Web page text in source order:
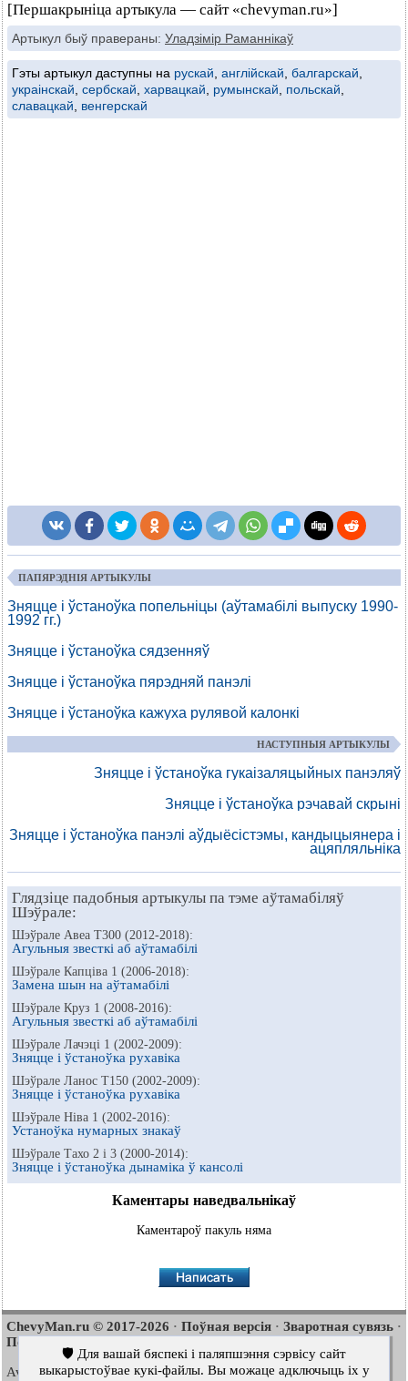
[Першакрыніца артыкула — сайт «chevyman.ru»]
Артыкул быў правераны: Уладзімір Раманнікаў
Гэты артыкул даступны на рускай англійскай балгарскай
украінскай сербскай харвацкай румынскай польскай
славацкай
венгерскай
ПАПЯРЭДНІЯ АРТЫКУЛЫ
Зняцце і ўстаноўка попельніцы (аўтамабілі выпуску 1990-
1992 гг.)
Зняцце і ўстаноўка сядзенняў
Зняцце і ўстаноўка пярэдняй панэлі
Зняцце і ўстаноўка кажуха рулявой калонкі
НАСТУПНЫЯ АРТЫКУЛЫ
Зняцце і ўстаноўка гукаізаляцыйных панэляў
Зняцце і ўстаноўка рэчавай скрыні
Зняцце і ўстаноўка панэлі аўдыёсістэмы, кандыцыянера і
ацяпляльніка
Глядзіце падобныя артыкулы па тэме аўтамабіляў
Шэўрале:
Шэўрале Авеа Т300 (2012-2018):
Агульныя звесткі аб аўтамабілі
Шэўрале Капціва 1 (2006-2018):
Замена шын на аўтамабілі
Шэўрале Круз 1 (2008-2016):
Агульныя звесткі аб аўтамабілі
Шэўрале Лачэці 1 (2002-2009):
Зняцце і ўстаноўка рухавіка
Шэўрале Ланос Т150 (2002-2009):
Зняцце і ўстаноўка рухавіка
Шэўрале Ніва 1 (2002-2016):
Устаноўка нумарных знакаў
Шэўрале Тахо 2 і 3 (2000-2014):
Зняцце і ўстаноўка дынаміка ў кансолі
Каментары наведвальнікаў
Каментароў пакуль няма
ChevyMan.ru © 2017-2026 · Поўная версія · Зваротная сувязь ·
Пошук па сайце
Aveo2003-2008·Aveo2006-2011· Aveo2012-2018·
🛡️ Для вашай бяспекі і паляпшэння сэрвісу сайт
выкарыстоўвае кукі-файлы. Вы можаце адключыць іх у